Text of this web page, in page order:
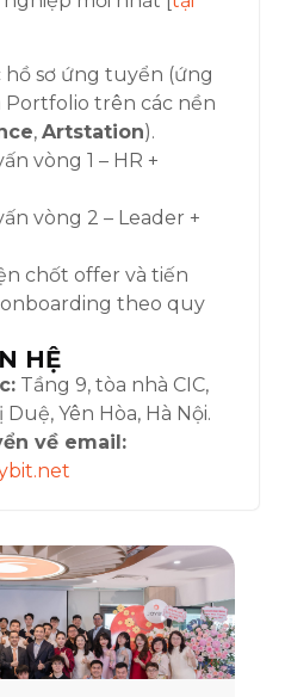
hồ sơ ứng tuyển (ứng
Portfolio trên các nền
,Artstation).
vòng 1 – HR +
vòng 2 – Leader +
chốt offer và tiến
theo quy
HỆ
Tầng 9, tòa nhà CIC,
Yên Hòa, Hà Nội.
về email: